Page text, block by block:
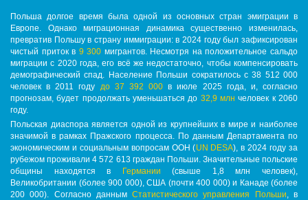
Польша долгое время была одной из основных стран эмиграции в
Европе. Однако миграционная динамика существенно изменилась,
превратив Польшу в страну иммиграции: в 2024 году был зафиксирован
чистый приток в 9 300 мигрантов. Несмотря на положительное сальдо
миграции с 2020 года, его всё же недостаточно, чтобы компенсировать
демографический спад. Население Польши сократилось с 38 512 000
человек в 2011 году до 37 392 000 в июле 2025 года, и, согласно
прогнозам, будет продолжать уменьшаться до 32,9 млн человек к 2060
году.
Польская диаспора является одной из крупнейших в мире и наиболее
значимой в рамках Пражского процесса. По данным Департамента по
экономическим и социальным вопросам ООН (UN DESA), в 2024 году за
рубежом проживали 4 572 613 граждан Польши. Значительные польские
общины находятся в Германии (свыше 1,8 млн человек),
Великобритании (более 900 000), США (почти 400 000) и Канаде (более
200 000). Согласно даннымСтатистического управления Польши , в